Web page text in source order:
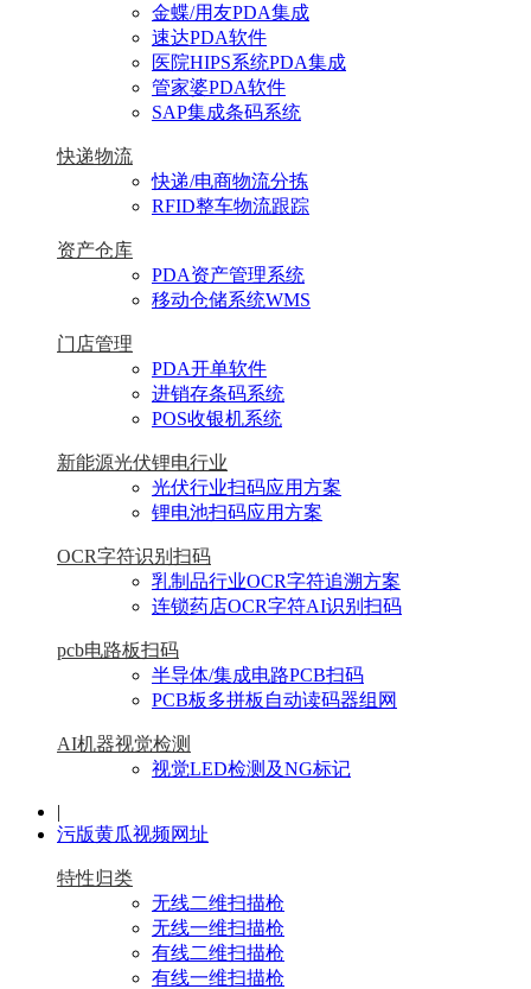
金蝶/用友PDA集成
速达PDA软件
医院HIPS系统PDA集成
管家婆PDA软件
SAP集成条码系统
快递物流
快递/电商物流分拣
RFID整车物流跟踪
资产仓库
PDA资产管理系统
移动仓储系统WMS
门店管理
PDA开单软件
进销存条码系统
POS收银机系统
新能源光伏锂电行业
光伏行业扫码应用方案
锂电池扫码应用方案
OCR字符识别扫码
乳制品行业OCR字符追溯方案
连锁药店OCR字符AI识别扫码
pcb电路板扫码
半导体/集成电路PCB扫码
PCB板多拼板自动读码器组网
AI机器视觉检测
视觉LED检测及NG标记
|
污版黄瓜视频网址
特性归类
无线二维扫描枪
无线一维扫描枪
有线二维扫描枪
有线一维扫描枪